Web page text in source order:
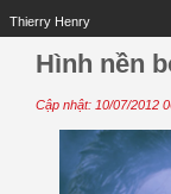
Thierry Henry
Hình nền
Cập nhật: 10/07/2012